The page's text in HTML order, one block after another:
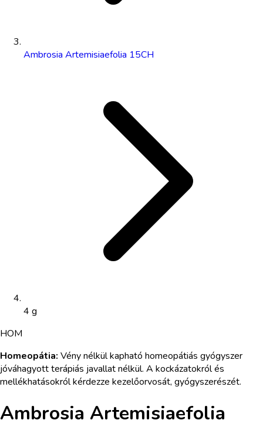
Ambrosia Artemisiaefolia 15CH
4 g
HOM
Homeopátia: Vény nélkül kapható homeopátiás gyógyszer
jóváhagyott terápiás javallat nélkül. A kockázatokról és
mellékhatásokról kérdezze kezelőorvosát, gyógyszerészét.
Ambrosia Artemisiaefolia